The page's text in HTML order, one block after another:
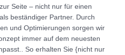
Seite – nicht nur für einen
beständiger Partner. Durch
und Optimierungen sorgen wir
immer auf dem neuesten
So erhalten Sie {nicht nur